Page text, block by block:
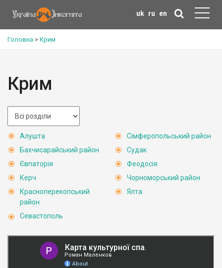
uk ru en
Головна > Крим
Крим
Алушта
Бахчисарайський район
Євпаторія
Керч
Красноперекопський
район
Севастополь
Сімферопольський район
Судак
Феодосія
Чорноморський район
Ялта